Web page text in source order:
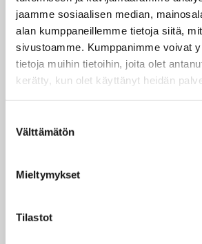
jaamme sosiaalisen median,
alan kumppaneillemme tietoja siitä,
sivustoamme. Kumppanimme voivat
tietoja muihin tietoihin, joita olet
kerätty, kun olet käyttänyt heidän
valinta
Välttämätön
Mieltymykset
Tilastot
Elintarviketeollisuus
Kauppa
Maatalous
Teollisuus
Ajoneuvovaaka